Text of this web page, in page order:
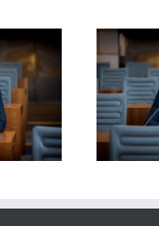
zu den Finals
2020